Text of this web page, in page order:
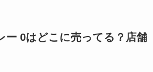
ー 0はどこに売ってる？店舗